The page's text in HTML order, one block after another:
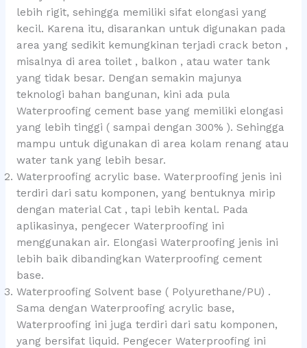
lebih rigit, sehingga memiliki sifat elongasi yang
kecil. Karena itu, disarankan untuk digunakan pada
area yang sedikit kemungkinan terjadi crack beton ,
misalnya di area toilet , balkon , atau water tank
yang tidak besar. Dengan semakin majunya
teknologi bahan bangunan, kini ada pula
Waterproofing cement base yang memiliki elongasi
yang lebih tinggi ( sampai dengan 300% ). Sehingga
mampu untuk digunakan di area kolam renang atau
water tank yang lebih besar.
Waterproofing acrylic base. Waterproofing jenis ini
terdiri dari satu komponen, yang bentuknya mirip
dengan material Cat , tapi lebih kental. Pada
aplikasinya, pengecer Waterproofing ini
menggunakan air. Elongasi Waterproofing jenis ini
lebih baik dibandingkan Waterproofing cement
base.
Waterproofing Solvent base ( Polyurethane/PU) .
Sama dengan Waterproofing acrylic base,
Waterproofing ini juga terdiri dari satu komponen,
yang bersifat liquid. Pengecer Waterproofing ini